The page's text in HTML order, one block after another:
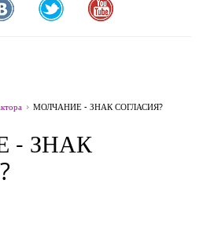
МОЛЧАНИЕ - ЗНАК СОГЛАСИЯ?
- ЗНАК